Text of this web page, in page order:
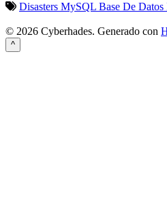
Disasters MySQL Base De Datos
© 2026 Cyberhades. Generado con
^